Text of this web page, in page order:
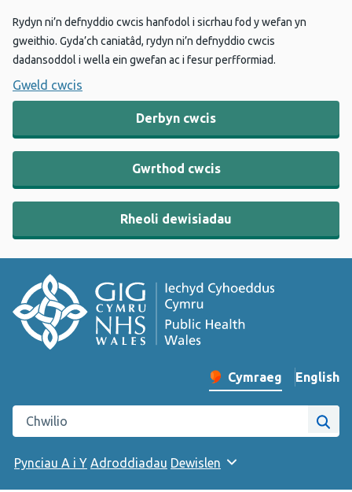
Rydyn ni’n defnyddio cwcis hanfodol i sicrhau fod y wefan yn
gweithio. Gyda’ch caniatâd, rydyn ni’n defnyddio cwcis
dadansoddol i wella ein gwefan ac i fesur perfformiad.
Gweld cwcis
Derbyn cwcis
Gwrthod cwcis
Rheoli dewisiadau
Newid iaith y wefan
Cymraeg English
–
Chwilio gwefan Iechyd Cyhoeddus Cymru
Pynciau A i Y Adroddiadau Dewislen